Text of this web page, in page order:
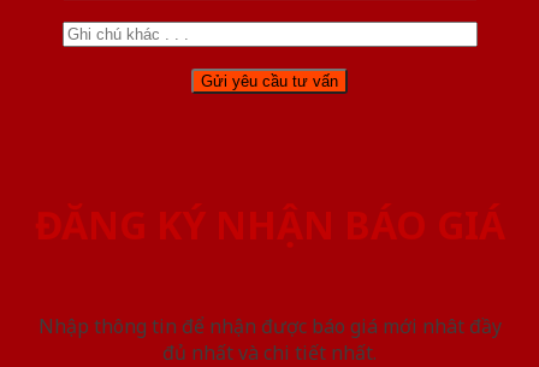
ĐĂNG KÝ NHẬN BÁO GIÁ
Nhập thông tin để nhận được báo giá mới nhât đầy
đủ nhất và chi tiết nhất.